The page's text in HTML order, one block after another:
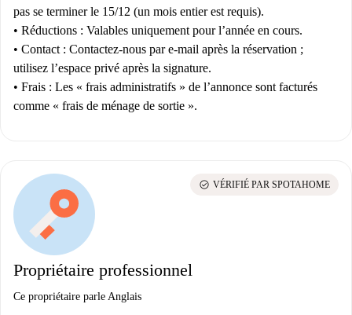
pas se terminer le 15/12 (un mois entier est requis).
• Réductions : Valables uniquement pour l’année en cours.
• Contact : Contactez-nous par e-mail après la réservation ;
utilisez l’espace privé après la signature.
• Frais : Les « frais administratifs » de l’annonce sont facturés
comme « frais de ménage de sortie ».
Propriétaire professionnel
Ce propriétaire parle Anglais
check_circle VÉRIFIÉ PAR SPOTAHOME